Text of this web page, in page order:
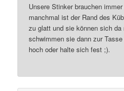
Unsere Stinker brauchen
manchmal ist der Rand des
zu glatt und sie können sich
schwimmen sie dann zur
hoch oder halte sich fest ;).